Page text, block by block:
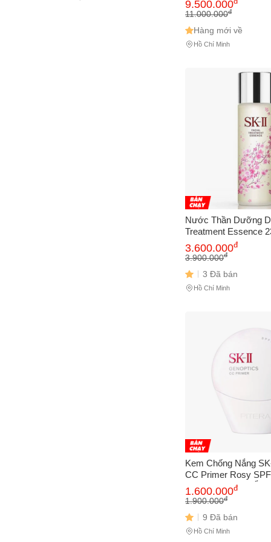
Hồi, Chống Lão Hóa,
9.500.000
11.000.000đ
Hàng mới về
Hồ Chí Minh
Nước Thần Dưỡng
Treatment Essence
Phẩm Chăm Sóc Da
Thiện Độ Sáng và Độ
3.600.000đ
3.900.000đ
3 Đã bán
Hồ Chí Minh
Kem Chống Nắng
CC Primer Rosy
30g - Bảo Vệ Da Ẩm
Rỡ, Chống Nắng
1.600.000đ
1.900.000đ
9 Đã bán
Hồ Chí Minh